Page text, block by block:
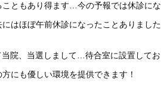
ともあり得ます…今の予報では休診に
はほぼ午前休診になったことありました
院、当選しまして…待合室に設置して
にも優しい環境を提供できます！